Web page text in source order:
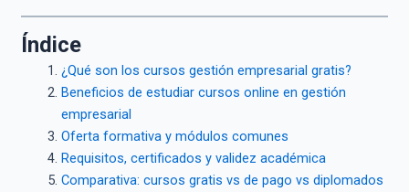
Índice
¿Qué son los cursos gestión empresarial gratis?
Beneficios de estudiar cursos online en gestión
empresarial
Oferta formativa y módulos comunes
Requisitos, certificados y validez académica
Comparativa: cursos gratis vs de pago vs diplomados